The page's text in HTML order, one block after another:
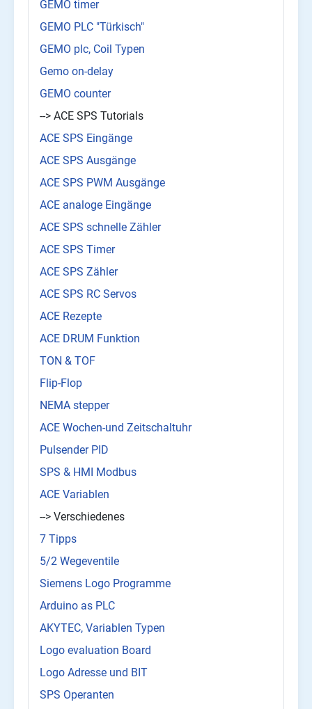
GEMO timer
GEMO PLC "Türkisch"
GEMO plc, Coil Typen
Gemo on-delay
GEMO counter
--> ACE SPS Tutorials
ACE SPS Eingänge
ACE SPS Ausgänge
ACE SPS PWM Ausgänge
ACE analoge Eingänge
ACE SPS schnelle Zähler
ACE SPS Timer
ACE SPS Zähler
ACE SPS RC Servos
ACE Rezepte
ACE DRUM Funktion
TON & TOF
Flip-Flop
NEMA stepper
ACE Wochen-und Zeitschaltuhr
Pulsender PID
SPS & HMI Modbus
ACE Variablen
--> Verschiedenes
7 Tipps
5/2 Wegeventile
Siemens Logo Programme
Arduino as PLC
AKYTEC, Variablen Typen
Logo evaluation Board
Logo Adresse und BIT
SPS Operanten